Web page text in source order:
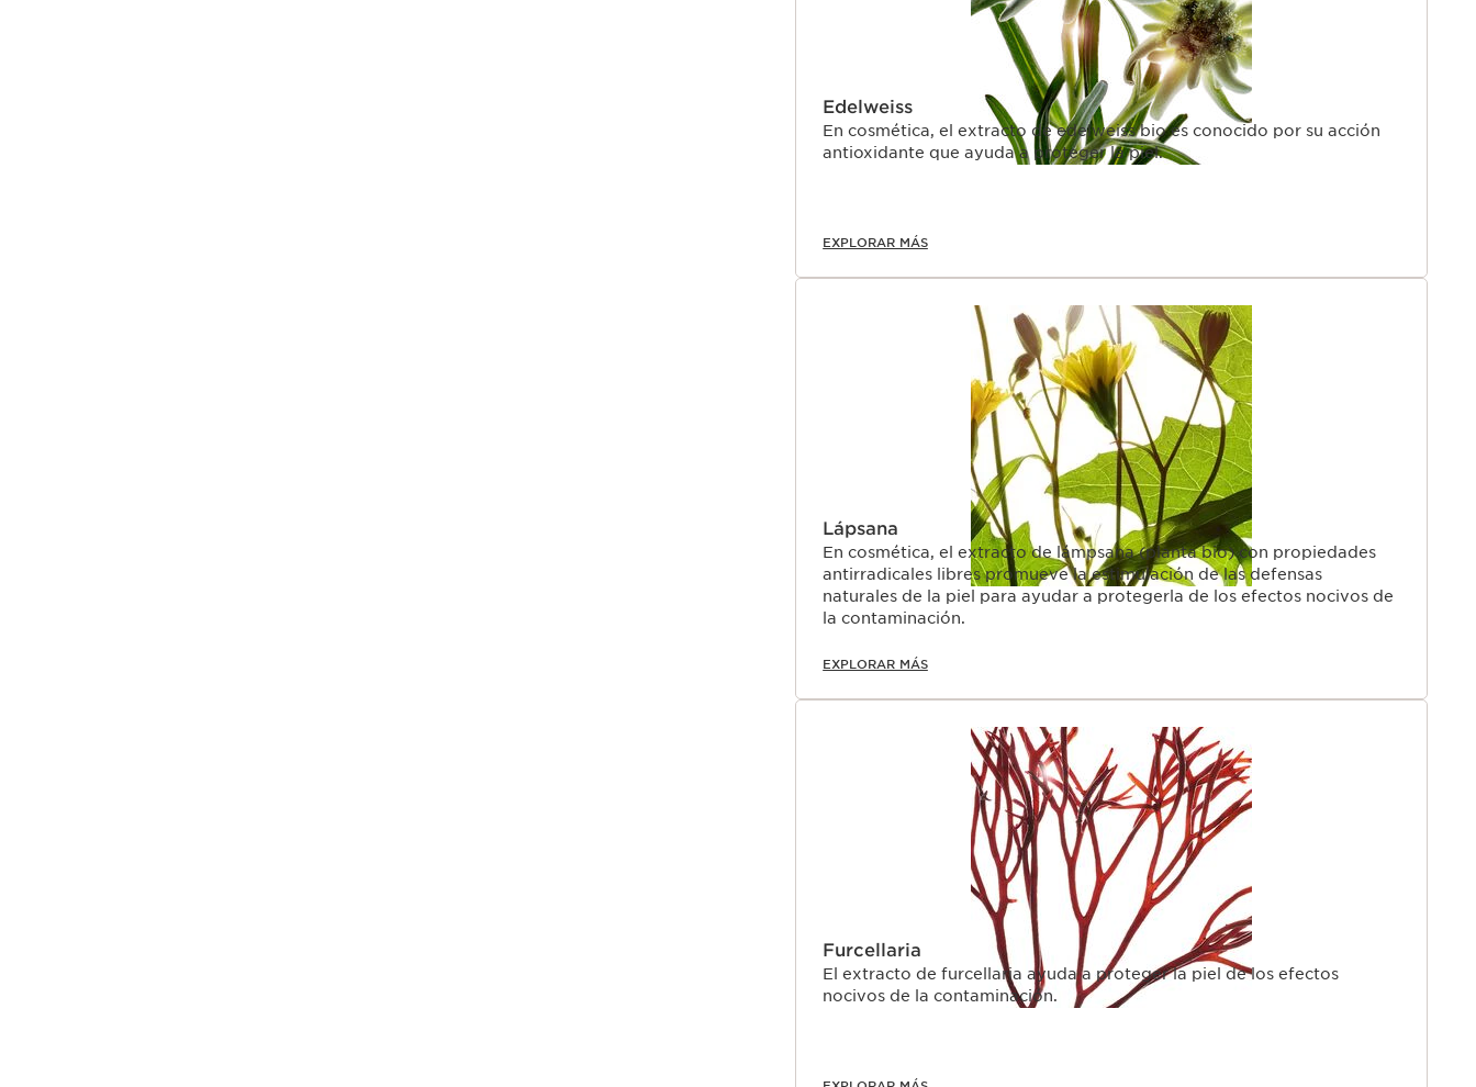
Edelweiss
En cosmética, el extracto de edelweiss bio es conocido por su acción
antioxidante que ayuda a proteger la piel.
EXPLORAR MÁS
Lápsana
En cosmética, el extracto de lámpsana (planta bio) con propiedades
antirradicales libres promueve la estimulación de las defensas
naturales de la piel para ayudar a protegerla de los efectos nocivos de
la contaminación.
EXPLORAR MÁS
Furcellaria
El extracto de furcellaria ayuda a proteger la piel de los efectos
nocivos de la contaminación.